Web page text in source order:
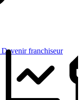
Devenir franchiseur